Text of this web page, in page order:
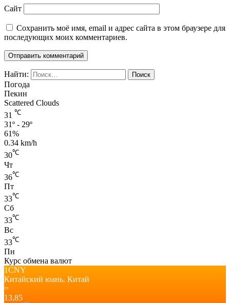
Сайт
Сохранить моё имя, email и адрес сайта в этом браузере для
последующих моих комментариев.
Найти:
Погода
Пекин
Scattered Clouds
31 ℃
31º - 29º
61%
0.34 km/h
30℃
Чт
36℃
Пт
33℃
Сб
33℃
Вс
33℃
Пн
Курс обмена валют
1CNY
Китайский юань. Китай
=
13,85